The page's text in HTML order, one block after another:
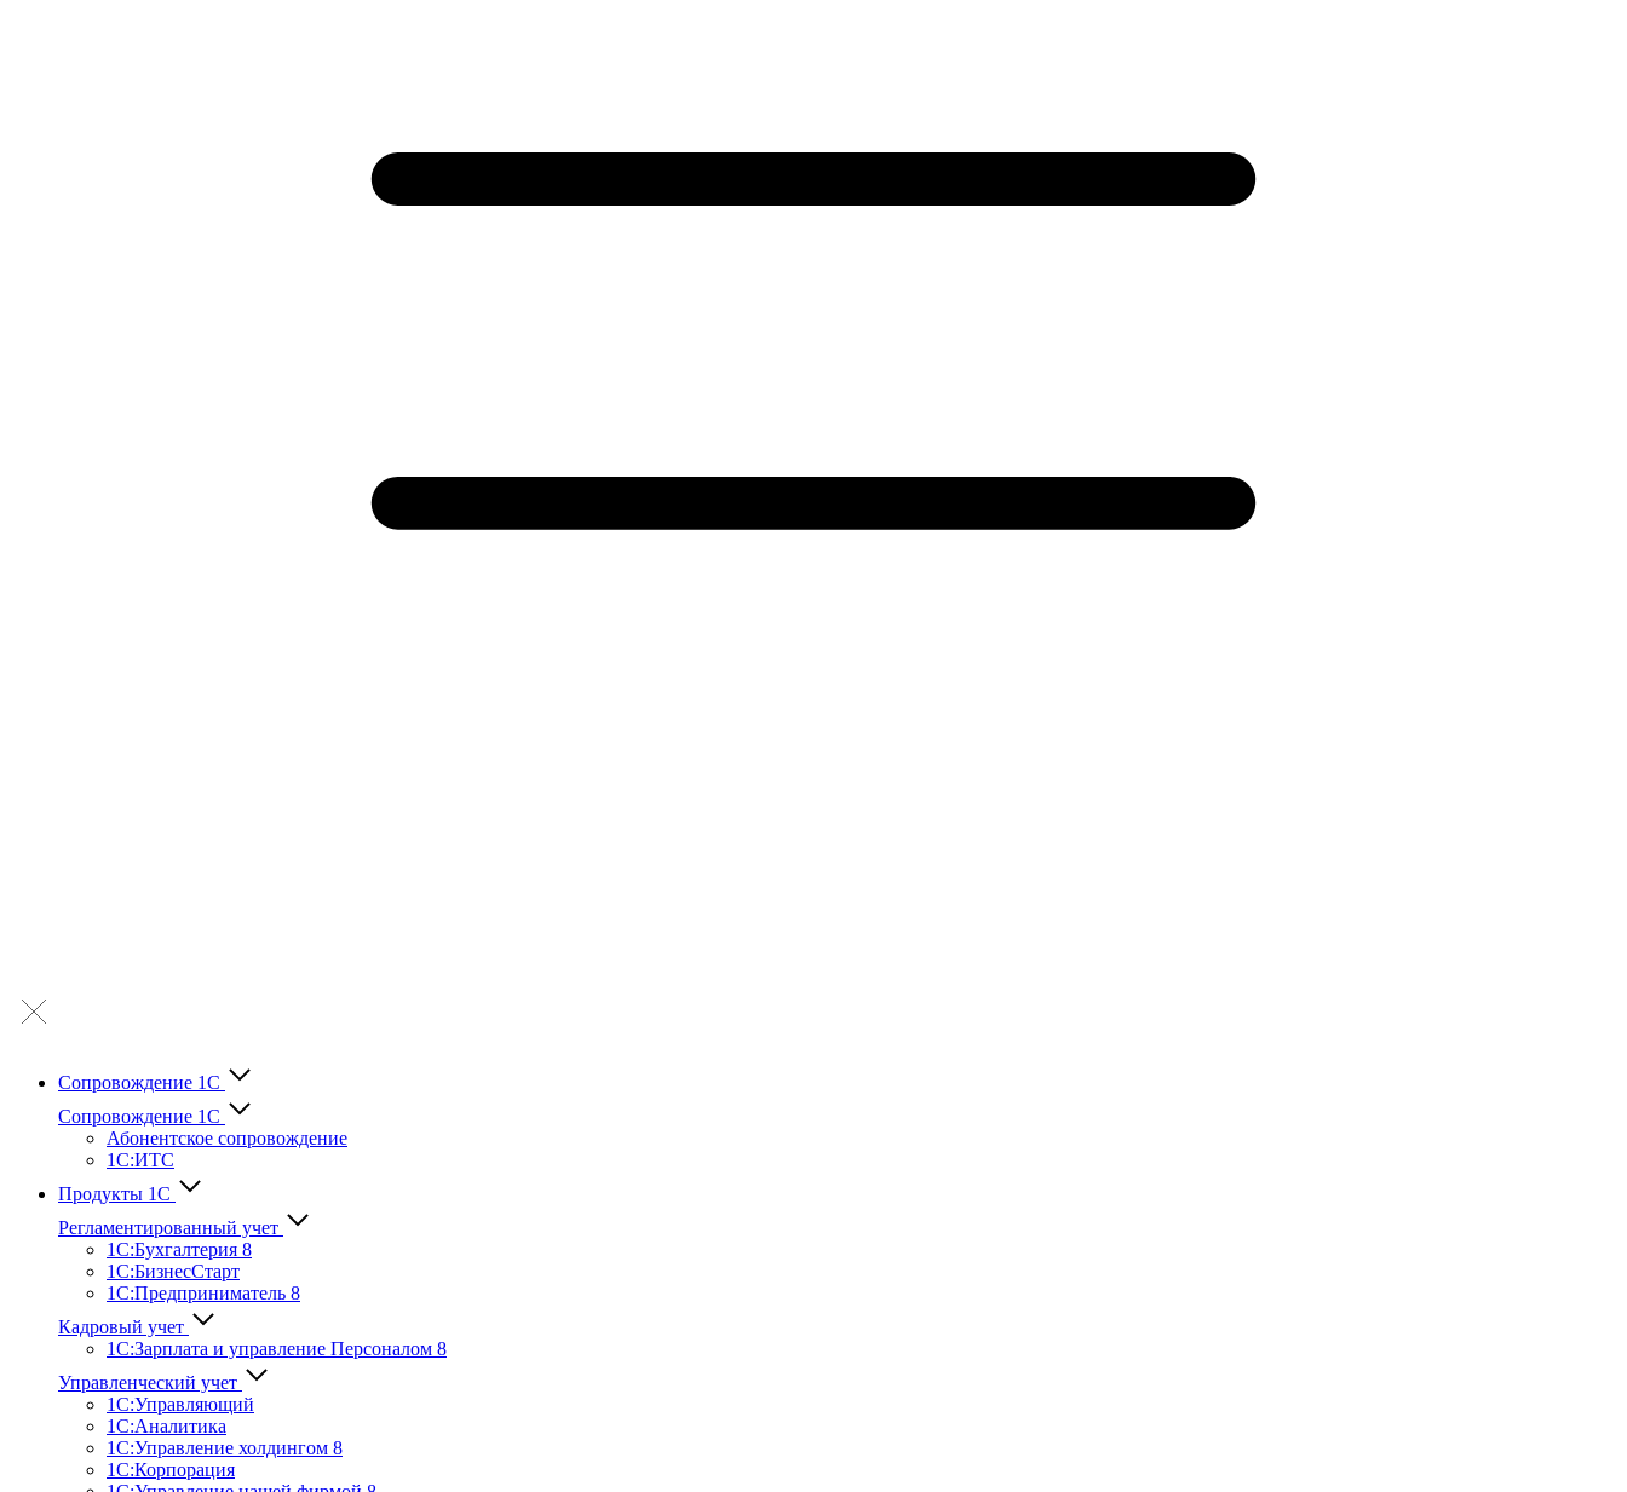
Сопровождение 1С
Сопровождение 1С
Абонентское сопровождение
1С:ИТС
Продукты 1С
Регламентированный учет
1C:Бухгалтерия 8
1С:БизнесСтарт
1C:Предприниматель 8
Кадровый учет
1С:Зарплата и управление Персона­лом 8
Управленческий учет
1С:Управляющий
1С:Аналитика
1С:Управление холдингом 8
1С:Корпорация